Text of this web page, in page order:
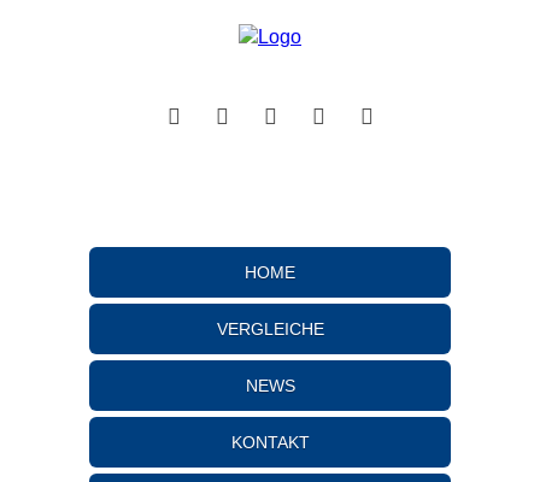
HOME
VERGLEICHE
NEWS
KONTAKT